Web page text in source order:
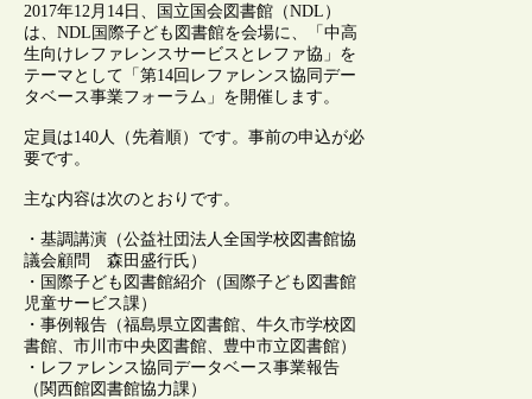
2017年12月14日、国立国会図書館（NDL）
は、NDL国際子ども図書館を会場に、「中高
生向けレファレンスサービスとレファ協」を
テーマとして「第14回レファレンス協同デー
タベース事業フォーラム」を開催します。
定員は140人（先着順）です。事前の申込が必
要です。
主な内容は次のとおりです。
・基調講演（公益社団法人全国学校図書館協
議会顧問 森田盛行氏）
・国際子ども図書館紹介（国際子ども図書館
児童サービス課）
・事例報告（福島県立図書館、牛久市学校図
書館、市川市中央図書館、豊中市立図書館）
・レファレンス協同データベース事業報告
（関西館図書館協力課）